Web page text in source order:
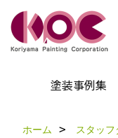
塗装事例集
ホーム スタッ